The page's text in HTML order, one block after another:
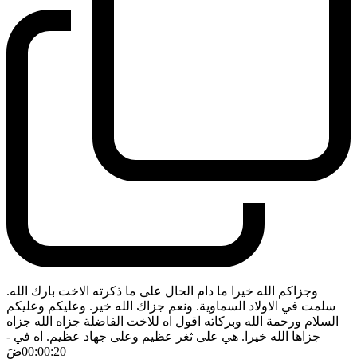
وجزاكم الله خيرا ما دام الحال على ما ذكرته الاخت بارك الله.
سلمت في الاولاد السماوية. ونعم جزاك الله خير. وعليكم وعليكم
السلام ورحمة الله وبركاته اقول اه للاخت الفاضلة جزاه الله جزاه
جزاها الله خيرا. هي على ثغر عظيم وعلى جهاد عظيم. اه في -
00:00:20ضَ